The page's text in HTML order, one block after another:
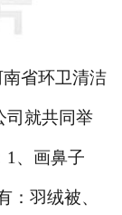
关于协会
系我们
省环卫清洁
司就共同举
1、画鼻子
：羽绒被、